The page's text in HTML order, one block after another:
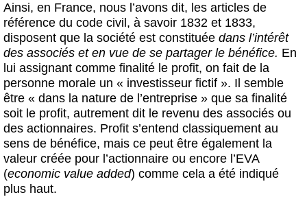
Ainsi, en France, nous l’avons dit, les articles de
référence du code civil, à savoir 1832 et 1833,
disposent que la société est constituée dans l’intérêt
des associés et en vue de se partager le bénéfice. En
lui assignant comme finalité le profit, on fait de la
personne morale un « investisseur fictif ». Il semble
être « dans la nature de l’entreprise » que sa finalité
soit le profit, autrement dit le revenu des associés ou
des actionnaires. Profit s’entend classiquement au
sens de bénéfice, mais ce peut être également la
valeur créée pour l’actionnaire ou encore l’EVA
(economic value added) comme cela a été indiqué
plus haut.